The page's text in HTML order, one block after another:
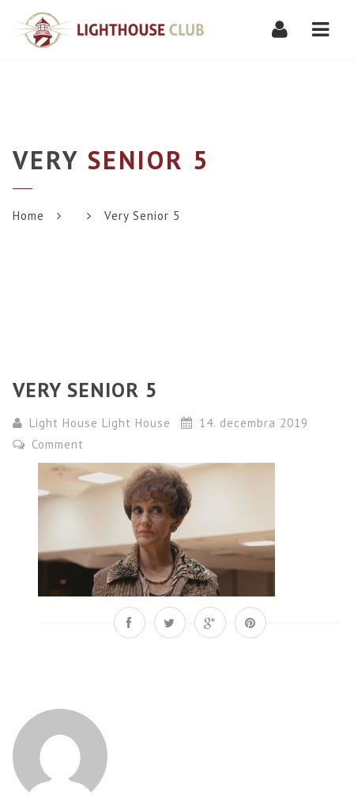
VERY SENIOR 5
Home Very Senior 5
VERY SENIOR 5
Light House Light House
14. decembra 2019
Comment